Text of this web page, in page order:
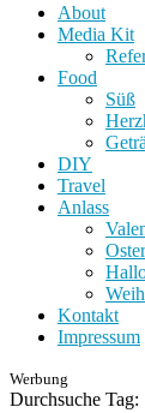
About
Media Kit
Food
Süß
DIY
Travel
Anlass
Kontakt
Impressum
Werbung
Durchsuche Tag: